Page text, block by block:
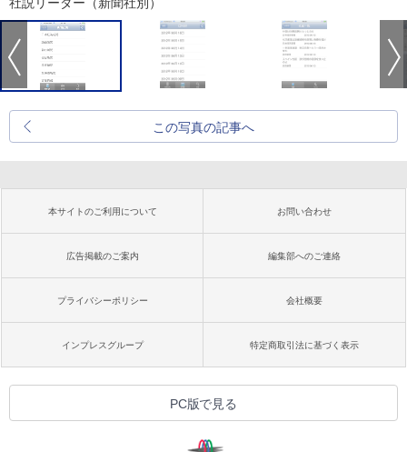
この写真の記事へ
本サイトのご利用について お問い合わせ
広告掲載のご案内 編集部へのご連絡
プライバシーポリシー 会社概要
インプレスグループ 特定商取引法に基づく表示
PC版で見る